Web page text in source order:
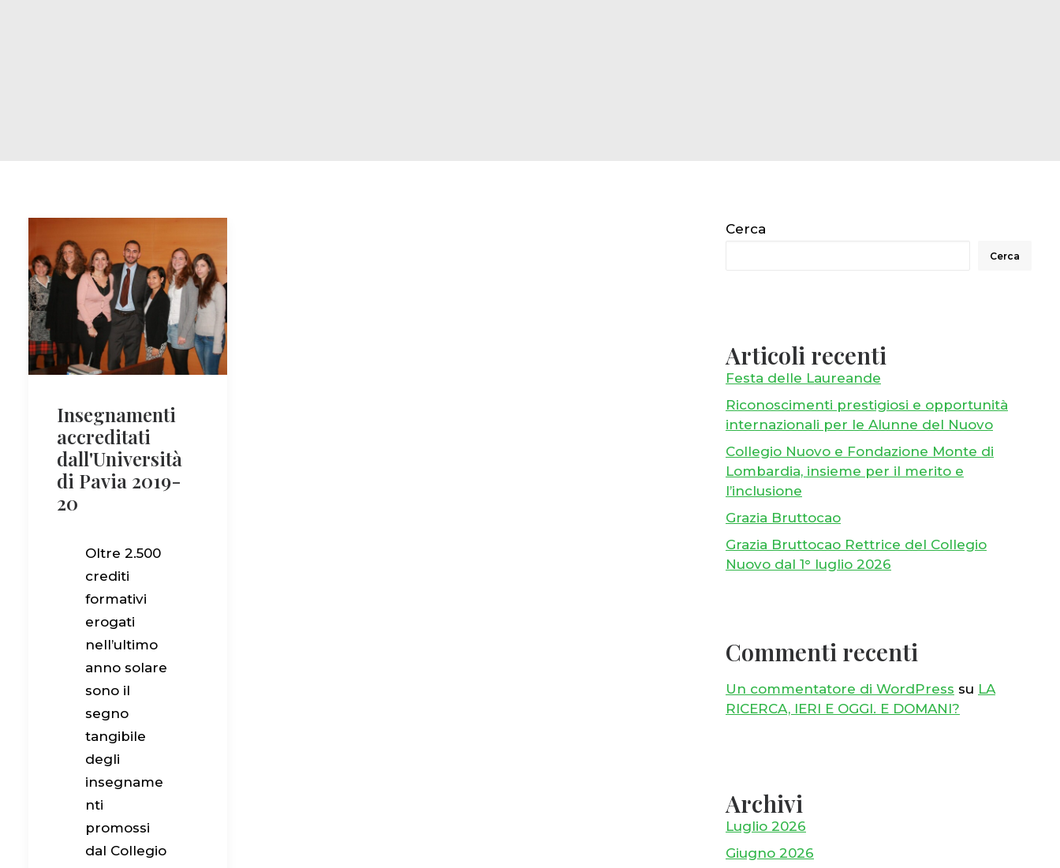
Insegnamenti
accreditati
dall'Università
di Pavia 2019-
20
Oltre 2.500
crediti
formativi
erogati
nell’ultimo
anno solare
sono il
segno
tangibile
degli
insegname
nti
promossi
dal Collegio
Cerca
Cerca
Articoli recenti
Festa delle Laureande
Riconoscimenti prestigiosi e opportunità
internazionali per le Alunne del Nuovo
Collegio Nuovo e Fondazione Monte di
Lombardia, insieme per il merito e
l’inclusione
Grazia Bruttocao
Grazia Bruttocao Rettrice del Collegio
Nuovo dal 1° luglio 2026
Commenti recenti
Un commentatore di WordPress su LA
RICERCA, IERI E OGGI. E DOMANI?
Archivi
Luglio 2026
Giugno 2026